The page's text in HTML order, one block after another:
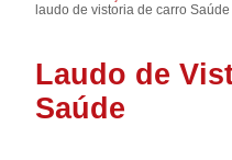
laudo de vistoria de carro Saúde
Laudo de
Saúde